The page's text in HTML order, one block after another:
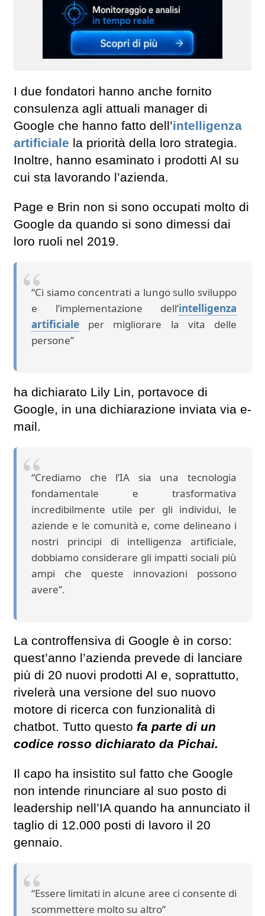
I due fondatori hanno anche fornito
consulenza agli attuali manager di
Google che hanno fatto dell’intelligenza
artificiale la priorità della loro strategia.
Inoltre, hanno esaminato i prodotti AI su
cui sta lavorando l’azienda.
Page e Brin non si sono occupati molto di
Google da quando si sono dimessi dai
loro ruoli nel 2019.
“Ci siamo concentrati a lungo sullo sviluppo
e l’implementazione dell’intelligenza
artificiale per migliorare la vita delle
persone”
ha dichiarato Lily Lin, portavoce di
Google, in una dichiarazione inviata via e-
mail.
“Crediamo che l’IA sia una tecnologia
fondamentale e trasformativa
incredibilmente utile per gli individui, le
aziende e le comunità e, come delineano i
nostri principi di intelligenza artificiale,
dobbiamo considerare gli impatti sociali più
ampi che queste innovazioni possono
avere”.
La controffensiva di Google è in corso:
quest’anno l’azienda prevede di lanciare
più di 20 nuovi prodotti AI e, soprattutto,
rivelerà una versione del suo nuovo
motore di ricerca con funzionalità di
chatbot. Tutto questo fa parte di un
codice rosso dichiarato da Pichai.
Il capo ha insistito sul fatto che Google
non intende rinunciare al suo posto di
leadership nell’IA quando ha annunciato il
taglio di 12.000 posti di lavoro il 20
gennaio.
“Essere limitati in alcune aree ci consente di
scommettere molto su altro”